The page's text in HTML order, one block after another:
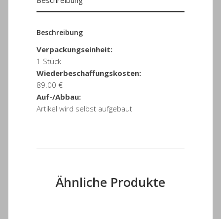
Beschreibung
Verpackungseinheit:
1 Stück
Wiederbeschaffungskosten:
89.00 €
Auf-/Abbau:
Artikel wird selbst aufgebaut
Ähnliche Produkte